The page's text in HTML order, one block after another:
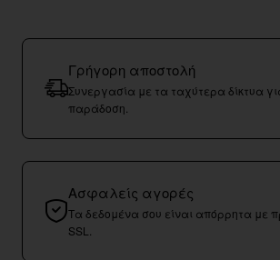
Γρήγορη αποστολή
Συνεργασία με τα ταχύτερα δίκτυα
παράδοση.
Ασφαλείς αγορές
Τα δεδομένα σου είναι απόρρητα με
SSL.